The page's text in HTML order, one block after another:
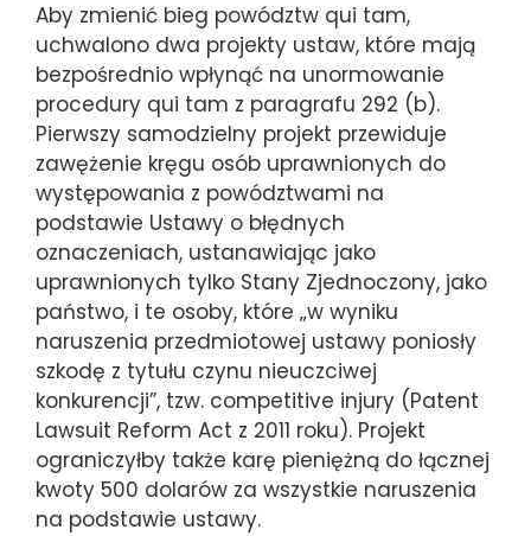
Aby zmienić bieg powództw qui tam,
uchwalono dwa projekty ustaw, które mają
bezpośrednio wpłynąć na unormowanie
procedury qui tam z paragrafu 292 (b).
Pierwszy samodzielny projekt przewiduje
zawężenie kręgu osób uprawnionych do
występowania z powództwami na
podstawie Ustawy o błędnych
oznaczeniach, ustanawiając jako
uprawnionych tylko Stany Zjednoczony, jako
państwo, i te osoby, które „w wyniku
naruszenia przedmiotowej ustawy poniosły
szkodę z tytułu czynu nieuczciwej
konkurencji”, tzw. competitive injury (Patent
Lawsuit Reform Act z 2011 roku). Projekt
ograniczyłby także karę pieniężną do łącznej
kwoty 500 dolarów za wszystkie naruszenia
na podstawie ustawy.